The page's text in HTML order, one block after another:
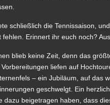
schließlich die Tennissaison,
fehlen. Erinnert ihr euch noch?
blieb keine Zeit, denn das
Vorbereitungen liefen auf
– ein Jubiläum, auf das
geschwelgt. Ein
dazu beigetragen haben, dass